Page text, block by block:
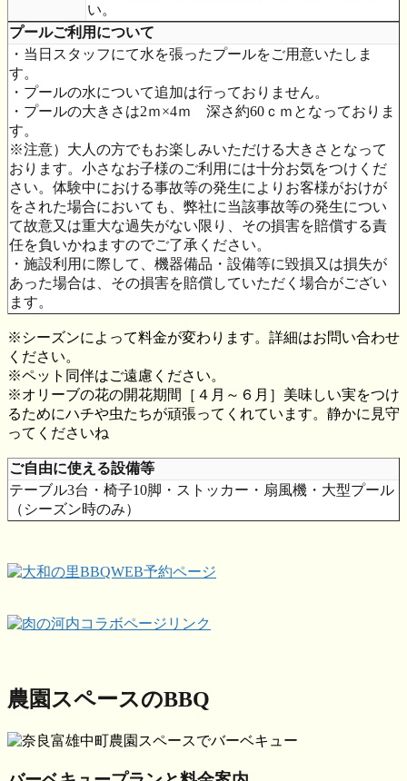
い。
プールご利用について
・当日スタッフにて水を張ったプールをご用意いたしま
す。
・プールの水について追加は行っておりません。
・プールの大きさは2ｍ×4ｍ 深さ約60ｃｍとなっておりま
す。
※注意）大人の方でもお楽しみいただける大きさとなって
おります。小さなお子様のご利用には十分お気をつけくだ
さい。体験中における事故等の発生によりお客様がおけが
をされた場合においても、弊社に当該事故等の発生につい
て故意又は重大な過失がない限り、その損害を賠償する責
任を負いかねますのでご了承ください。
・施設利用に際して、機器備品・設備等に毀損又は損失が
あった場合は、その損害を賠償していただく場合がござい
ます。
※シーズンによって料金が変わります。詳細はお問い合わせ
ください。
※ペット同伴はご遠慮ください。
※オリーブの花の開花期間［４月～６月］美味しい実をつけ
るためにハチや虫たちが頑張ってくれています。静かに見守
ってくださいね
ご自由に使える設備等
テーブル3台・椅子10脚・ストッカー・扇風機・大型プール
（シーズン時のみ）
農園スペースのBBQ